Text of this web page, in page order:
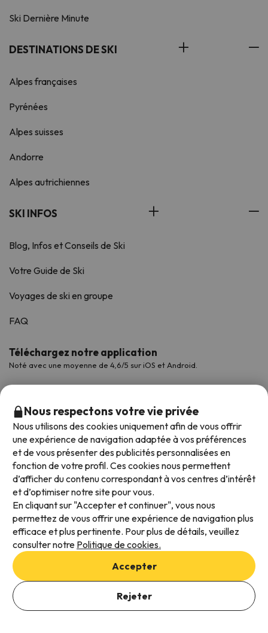
Ajouter des dates pour vérifier la disponibilité
Sélectionnez les dates de réservation
Ski Dernière Minute
DESTINATIONS DE SKI
Alpes françaises
Pyrénées
Alpes suisses
Andorre
Alpes autrichiennes
SKI INFOS
Blog, Infos et Conseils de Ski
Votre Guide de Ski
Voyages de ski en groupe
FAQ
Téléchargez notre application
Noté avec une moyenne de 4,6/5 sur iOS et Android.
Modes de paiement disponibles
Conditions générales d'utilisation
Protection des données
Politique en matière de cookies
Nous respectons votre vie privée
Nous utilisons des cookies uniquement afin de vous offrir
une expérience de navigation adaptée à vos préférences
et de vous présenter des publicités personnalisées en
fonction de votre profil. Ces cookies nous permettent
d’afficher du contenu correspondant à vos centres d’intérêt
et d’optimiser notre site pour vous.
En cliquant sur "Accepter et continuer", vous nous
permettez de vous offrir une expérience de navigation plus
efficace et plus pertinente. Pour plus de détails, veuillez
consulter notre Politique de cookies.
Accepter
Rejeter